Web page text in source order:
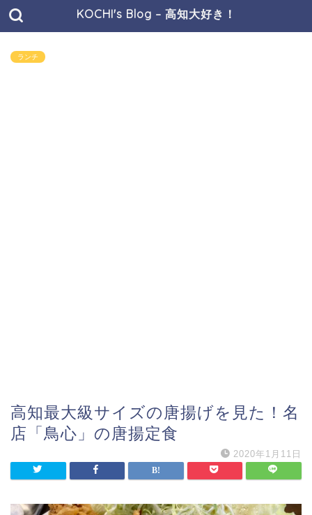
KOCHI's Blog – 高知大好き！
ランチ
高知最大級サイズの唐揚げを見た！名
店「鳥心」の唐揚定食
2020年1月11日